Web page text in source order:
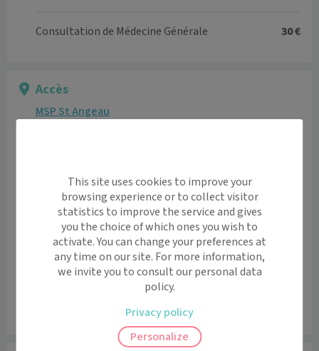
Consultation de Médecine Générale 30 €
Accès
MSP St Angeau
−
Leaflet|©
This site uses cookies to improve your
browsing experience or to collect visitor
statistics to improve the service and gives
you the choice of which ones you wish to
activate. You can change your preferences at
any time on our site. For more information,
we invite you to consult our personal data
policy.
Personalize
Privacy policy